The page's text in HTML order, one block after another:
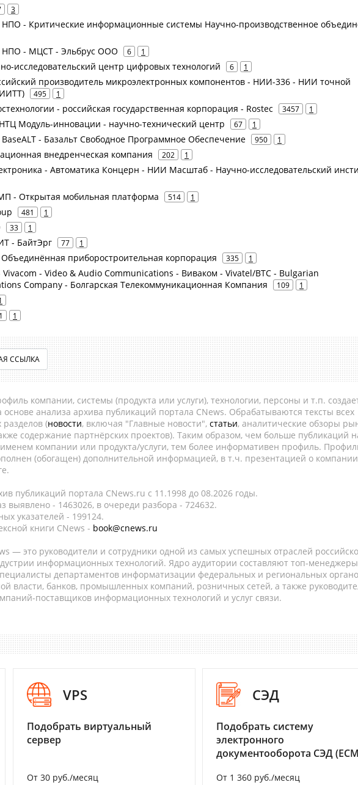
3
- Критические информационные системы Научно-производственное
НПО - МЦСТ - Эльбрус ООО 6 1
исследовательский центр цифровых технологий 6 1
производитель микроэлектронных компонентов - НИИ-336 - НИИ точной
495 1
- российская государственная корпорация - Rostec 3457 1
Модуль-инновации - научно-технический центр 67 1
- Базальт Свободное Программное Обеспечение 950 1
внедренческая компания 202 1
- Автоматика Концерн - НИИ Масштаб - Научно-исследовательский
- Открытая мобильная платформа 514 1
481 1
33 1
- БайтЭрг 77 1
приборостроительная корпорация 335 1
- Video & Audio Communications - Виваком - Vivatel/BTC - Bulgarian
Company - Болгарская Телекоммуникационная Компания
109 1
1 1
ССЫЛКА
компании, системы (продукта или услуги), технологии, персоны и т.п.
основе анализа архива публикаций портала CNews. Обрабатываются тексты всех
(новости, включая "Главные новости", статьи, аналитические обзоры
содержание партнёрских проектов). Таким образом, чем больше публикаций
компании или продукта/услуги, тем более информативен профиль.
(обогащен) дополнительной информацией, в т.ч. презентацией о
публикаций портала CNews.ru c 11.1998 до 08.2026 годы.
выявлено - 1463026, в очереди разбора - 724632.
указателей - 199124.
книги CNews - book@cnews.ru
— это руководители и сотрудники одной из самых успешных отраслей
информационных технологий. Ядро аудитории составляют топ-
департаментов информатизации федеральных и региональных
власти, банков, промышленных компаний, розничных сетей, а также
поставщиков информационных технологий и услуг связи.
VPS
Подобрать виртуальный
сервер
От 30 руб./месяц
СЭД
Подобрать систему
электронного
документооборота СЭД
От 1 360 руб./месяц